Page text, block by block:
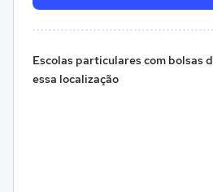
Escolas particulares com bolsas
essa localização